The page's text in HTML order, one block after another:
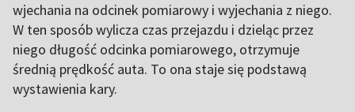
wjechania na odcinek pomiarowy i wyjechania z niego.
W ten sposób wylicza czas przejazdu i dzieląc przez
niego długość odcinka pomiarowego, otrzymuje
średnią prędkość auta. To ona staje się podstawą
wystawienia kary.